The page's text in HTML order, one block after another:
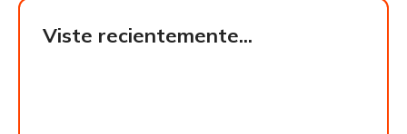
Viste recientemente...